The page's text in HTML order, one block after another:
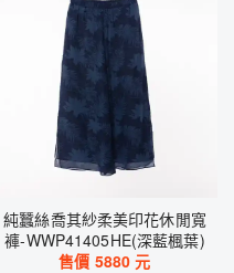
純蠶絲喬其紗柔美印花休閒寬
褲-WWP41405HE(深藍楓葉)
售價 5880 元